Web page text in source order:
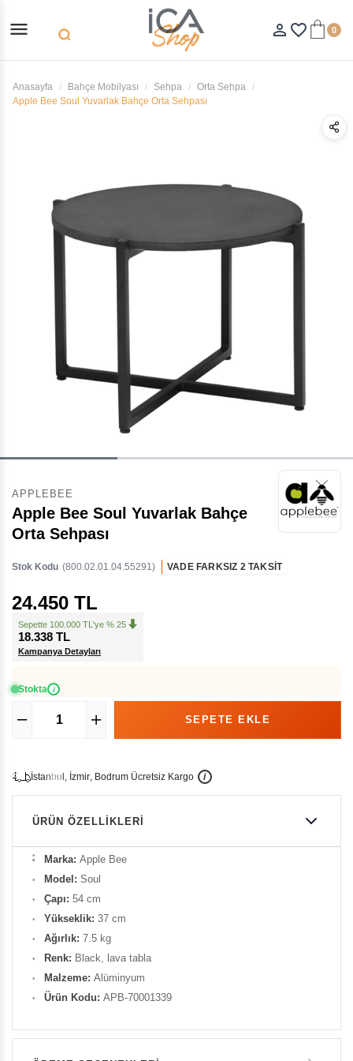
menu search person_outline favorite_border 0
Anasayfa Bahçe Mobilyası Sehpa
Orta Sehpa
Apple Bee Soul Yuvarlak Bahçe Orta Sehpası
APPLEBEE
Apple Bee Soul Yuvarlak Bahçe
Orta Sehpası
Stok Kodu (800.02.01.04.55291) VADE FARKSIZ 2 TAKSİT
24.450 TL
Sepette 100.000 TL'ye % 25
18.338 TL
Kampanya Detayları
Stokta i
İstanbu , İzmir, Bodrum Ücretsiz Kargo i
ÜRÜN ÖZELLIKLERI
Marka: Apple Bee
Model: Soul
Çapı: 54 cm
Yükseklik: 37 cm
Ağırlık: 7.5 kg
Renk: Black, lava tabla
Malzeme: Alüminyum
Ürün Kodu: APB-70001339